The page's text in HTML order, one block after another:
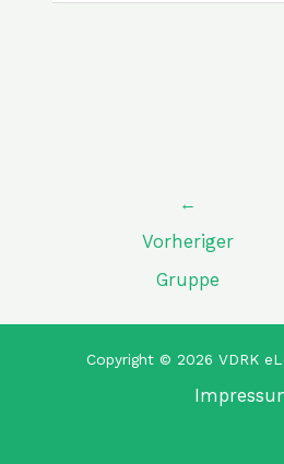
←
Vorheriger
Gruppe
Copyright © 2026 VDRK